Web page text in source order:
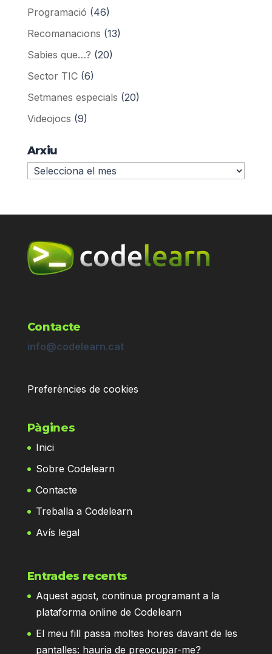
Programació (46)
Recomanacions (13)
Sabies que…? (20)
Sector TIC(6)
Setmanes especials (20)
Videojocs (9)
Arxiu
Arxiu
Contacte
info@codelearn.cat
Preferències de cookies
Pàgines
Inici
Sobre Codelearn
Contacte
Treballa a Codelearn
Avís legal
Entrades recents
Aquest agost, continua programant a la
plataforma online de Codelearn
El meu fill passa moltes hores davant de les
pantalles: hauria de preocupar-me?